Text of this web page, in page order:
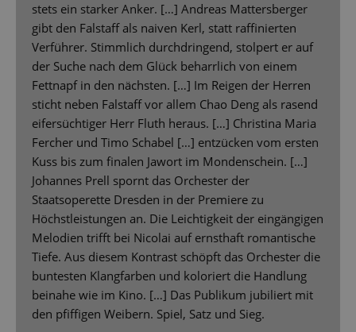
stets ein starker Anker. […] Andreas Mattersberger
gibt den Falstaff als naiven Kerl, statt raffinierten
Verführer. Stimmlich durchdringend, stolpert er auf
der Suche nach dem Glück beharrlich von einem
Fettnapf in den nächsten. […] Im Reigen der Herren
sticht neben Falstaff vor allem Chao Deng als rasend
eifersüchtiger Herr Fluth heraus. […] Christina Maria
Fercher und Timo Schabel […] entzücken vom ersten
Kuss bis zum finalen Jawort im Mondenschein. […]
Johannes Prell spornt das Orchester der
Staatsoperette Dresden in der Premiere zu
Höchstleistungen an. Die Leichtigkeit der eingängigen
Melodien trifft bei Nicolai auf ernsthaft romantische
Tiefe. Aus diesem Kontrast schöpft das Orchester die
buntesten Klangfarben und koloriert die Handlung
beinahe wie im Kino. […] Das Publikum jubiliert mit
den pfiffigen Weibern. Spiel, Satz und Sieg.